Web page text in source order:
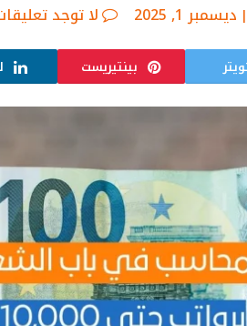
ديسمبر 1, 2025 لا توجد
بينتيريست